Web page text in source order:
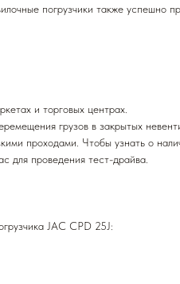
погрузчики также успешно
и торговых центрах.
грузов в закрытых
проходами. Чтобы узнать о
для проведения тест-драйва.
JAC CPD 25J: